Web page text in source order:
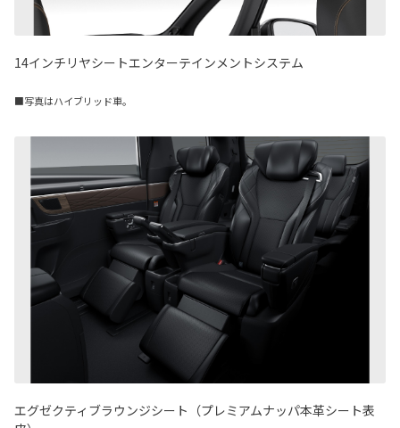
14インチリヤシートエンターテインメントシステム
■写真はハイブリッド車。
エグゼクティブラウンジシート（プレミアムナッパ本革シート表